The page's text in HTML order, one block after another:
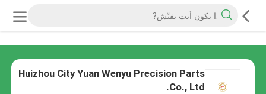
Huizhou City Yuan Wenyu Precision Parts
Co., Ltd.